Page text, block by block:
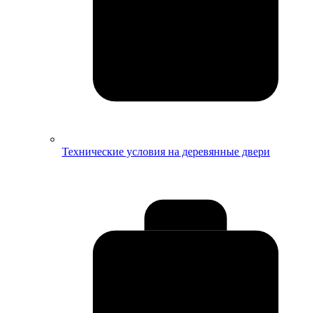
Технические условия на деревянные двери